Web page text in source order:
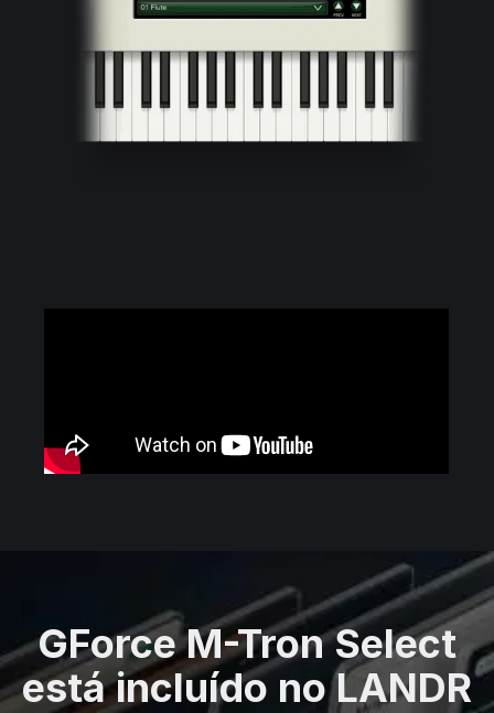
GForce M-Tron Select
está incluído no LANDR